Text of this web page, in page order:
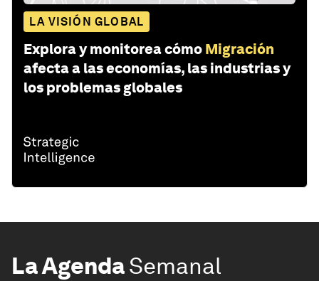
LA VISIÓN GLOBAL
Explora y monitorea cómo Migración
afecta a las economías, las industrias y
los problemas globales
La AgendaSemanal